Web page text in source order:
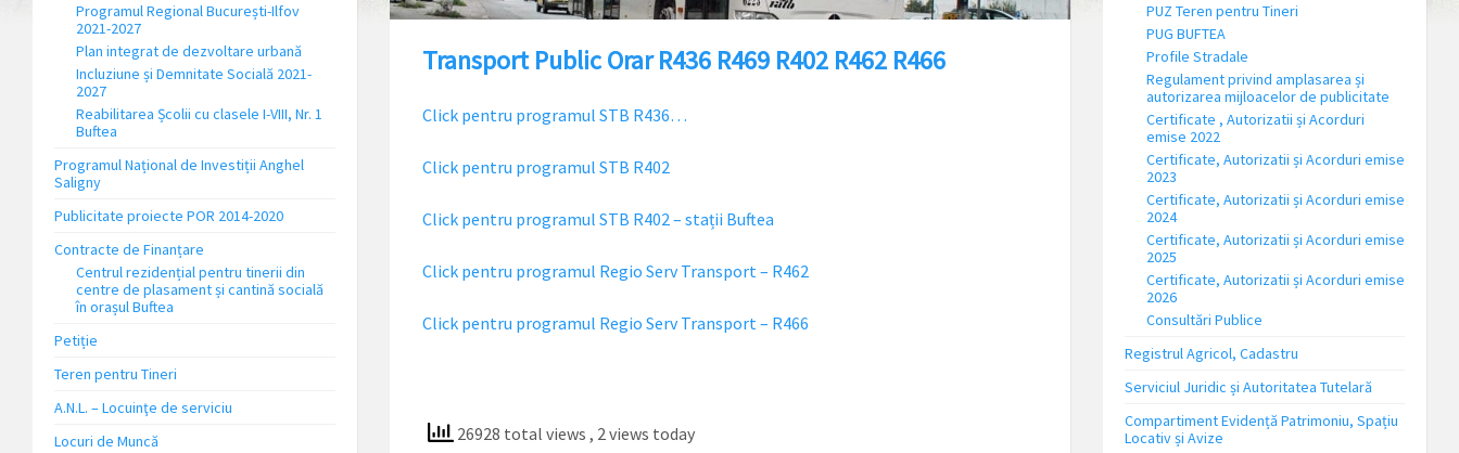
Transport Public Orar R436 R469 R402 R462 R466
Click pentru programul STB R436…
Click pentru programul STB R402
Click pentru programul STB R402 – stații Buftea
Click pentru programul Regio Serv Transport – R462
Click pentru programul Regio Serv Transport – R466
26928 total views , 2 views today
Programul Regional București-Ilfov
2021-2027
Plan integrat de dezvoltare urbană
Incluziune și Demnitate Socială 2021-
2027
Reabilitarea Școlii cu clasele I-VIII, Nr. 1
Buftea
Programul Național de Investiții Anghel
Saligny
Publicitate proiecte POR 2014-2020
Contracte de Finanțare
Centrul rezidențial pentru tinerii din
centre de plasament și cantină socială
în orașul Buftea
Petiție
Teren pentru Tineri
A.N.L. – Locuinţe de serviciu
Locuri de Muncă
PUZ Teren pentru Tineri
PUG BUFTEA
Profile Stradale
Regulament privind amplasarea și
autorizarea mijloacelor de publicitate
Certificate , Autorizatii și Acorduri
emise 2022
Certificate, Autorizatii și Acorduri emise
2023
Certificate, Autorizatii și Acorduri emise
2024
Certificate, Autorizatii și Acorduri emise
2025
Certificate, Autorizatii și Acorduri emise
2026
Consultări Publice
Registrul Agricol, Cadastru
Serviciul Juridic și Autoritatea Tutelară
Compartiment Evidență Patrimoniu, Spațiu
Locativ și Avize